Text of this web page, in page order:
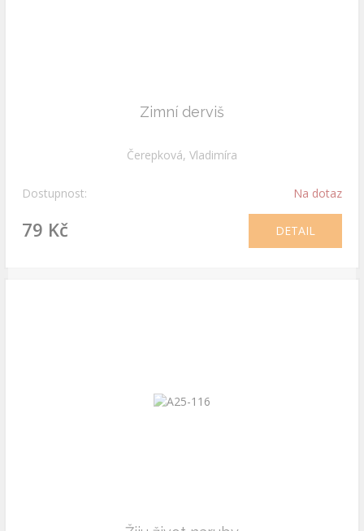
Zimní derviš
Čerepková, Vladimíra
Dostupnost: Na dotaz
79 Kč DETAIL